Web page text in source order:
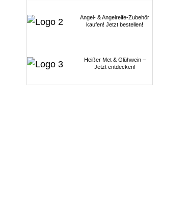
Angel- & Angelreife-Zubehör
kaufen! Jetzt bestellen!
Heißer Met & Glühwein –
Jetzt entdecken!